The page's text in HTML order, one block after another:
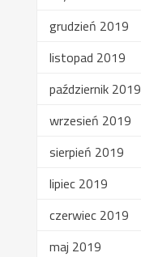
grudzień 2019
listopad 2019
październik 2019
wrzesień 2019
sierpień 2019
lipiec 2019
czerwiec 2019
maj 2019